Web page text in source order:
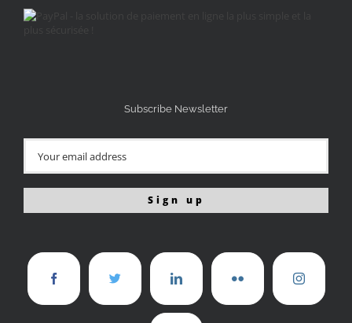
Subscribe Newsletter